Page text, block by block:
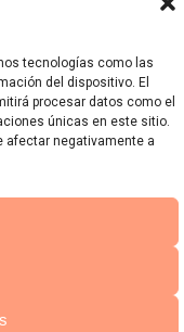
tecnologías como las
del dispositivo. El
procesar datos como el
únicas en este sitio.
afectar negativamente a